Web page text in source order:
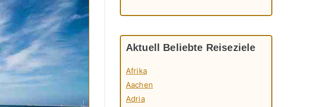
Aktuell Beliebte Reiseziele
Afrika
Aachen
Adria